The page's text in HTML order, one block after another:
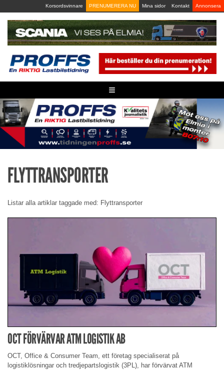
to
content
Korsordsvinnare PRENUMERERA NU Mina sidor Kontakt Annonsera
≡
FLYTTRANSPORTER
Listar alla artiklar taggade med: Flyttransporter
OCT FÖRVÄRVAR ATM LOGISTIK AB
OCT, Office & Consumer Team, ett företag specialiserat på
logistiklösningar och tredjepartslogistik (3PL), har förvärvat ATM